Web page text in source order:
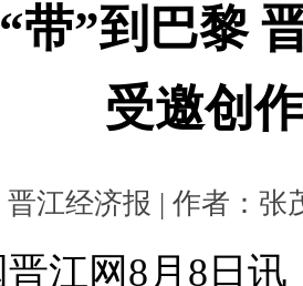
带”到巴黎
受邀创
江经济报 | 作者：张
晋江网8月8日